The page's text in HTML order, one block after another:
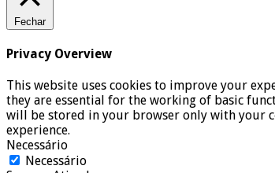
Fechar
Privacy Overview
This website uses cookies to improve your
they are essential for the working of basic
will be stored in your browser only with your
experience.
Necessário
Necessário